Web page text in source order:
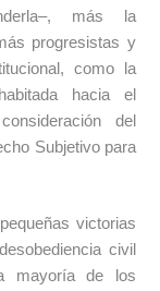
más la
progresistas y
como la
hacia el
del
Subjetivo para
victorias
civil
mayoría de los